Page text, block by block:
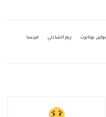
بولين بونابرت ريم الشاذلي
فرنسا